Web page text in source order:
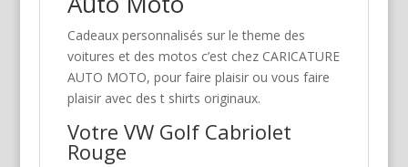
Cadeaux personnalisés sur le theme des
voitures et des motos c’est chez CARICATURE
AUTO MOTO, pour faire plaisir ou vous faire
plaisir avec des t shirts originaux.
Votre VW Golf Cabriolet
Rouge